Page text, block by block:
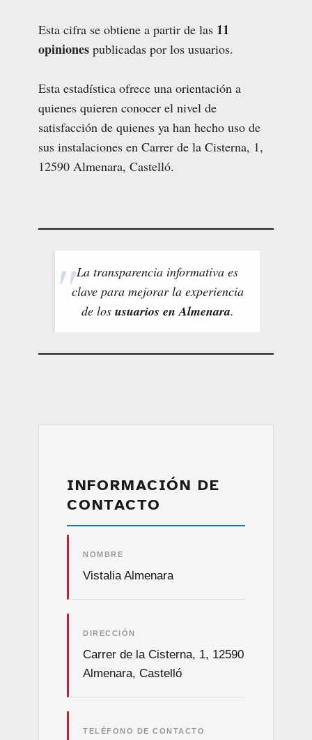
Esta cifra se obtiene a partir de las 11
opiniones publicadas por los usuarios.
Esta estadística ofrece una orientación a
quienes quieren conocer el nivel de
satisfacción de quienes ya han hecho uso de
sus instalaciones en Carrer de la Cisterna, 1,
12590 Almenara, Castelló.
La transparencia informativa es
clave para mejorar la experiencia
de los usuarios en Almenara.
INFORMACIÓN DE
CONTACTO
NOMBRE
Vistalia Almenara
DIRECCIÓN
Carrer de la Cisterna, 1, 12590
Almenara, Castelló
TELÉFONO DE CONTACTO